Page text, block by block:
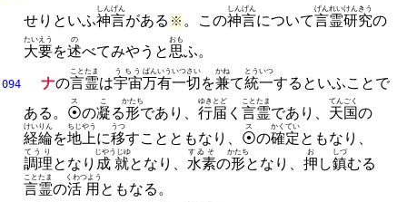
せりといふ神言
しんげん
がある ※ 。 この神言
しんげん
について言霊
げんれい
研究
けんきう
の
大要
たいえう
を述
の
べてみやうと 思
おも
ふ。
094 ナの言霊
ことたま
は宇宙
うちう
万有
ばんいう
一切
いつさい
を兼
かね
て統一
とういつ
するといふことで
ある。 ⦿
ス
の凝
こ
る形
かたち
であり、 行届
ゆきとど
く 言霊
ことたま
であり、 天国
てんごく
の
経綸
けいりん
を地上
ちじやう
に移
うつ
すことともなり、 ⦿
ス
の確定
かくてい
ともなり、
調理
てうり
となり 成就
じやうじゆ
となり、 水素
すゐそ
の形
かたち
となり、 押
お
し鎮
しづ
むる
言霊
ことたま
の活用
くわつよう
ともなる。